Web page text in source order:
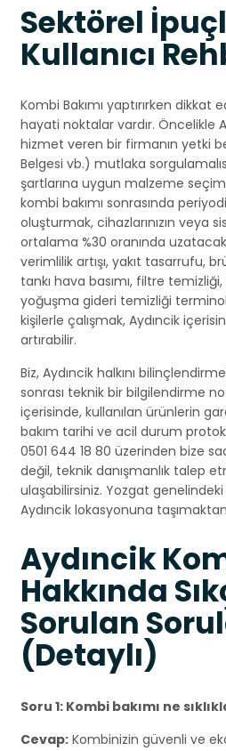
Sektörel
Kullanıcı
Kombi Bakımı yaptırırken dikkat
hayati noktalar vardır. Öncelikle
hizmet veren bir firmanın yetki
Belgesi vb.) mutlaka
şartlarına uygun malzeme
kombi bakımı sonrasında
oluşturmak, cihazlarınızın veya
ortalama %30 oranında
verimlilik artışı, yakıt tasarrufu,
tankı hava basımı, filtre
yoğuşma gideri temizliği
kişilerle çalışmak, Aydıncik
artırabilir.
Biz, Aydıncik halkını
sonrası teknik bir bilgilendirme
içerisinde, kullanılan ürünlerin
bakım tarihi ve acil durum
0501 644 18 80 üzerinden bize
değil, teknik danışmanlık talep
ulaşabilirsiniz. Yozgat
Aydıncik lokasyonuna
Aydıncik
Hakkında
Sorulan
(Detaylı)
Soru 1: Kombi bakımı ne
Cevap: Kombinizin güvenli ve